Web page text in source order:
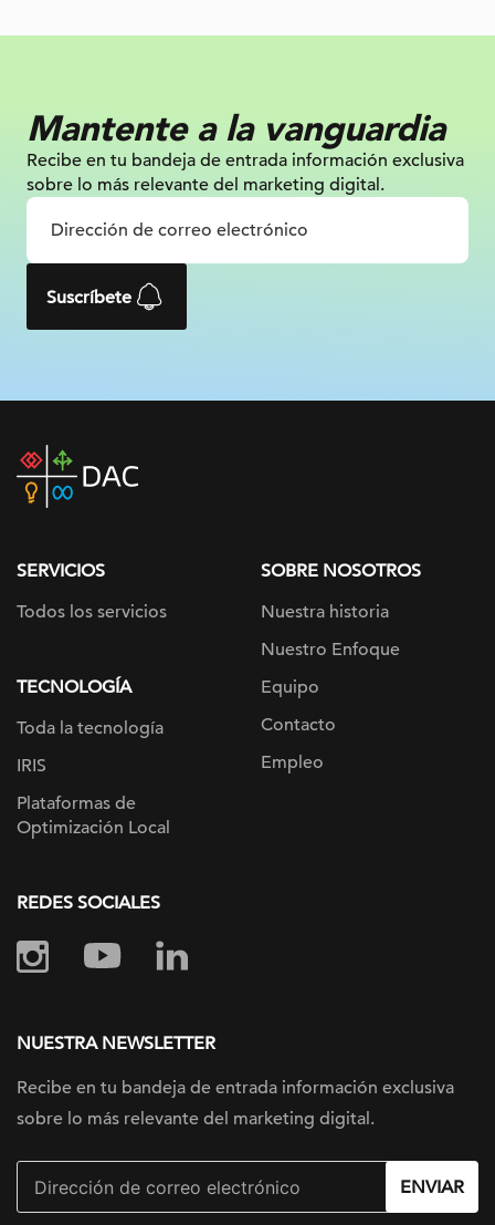
Mantente a la vanguardia
Recibe en tu bandeja de entrada información exclusiva
sobre lo más relevante del marketing digital.
Suscríbete
DAC
home
SERVICIOS
Todos los servicios
TECNOLOGÍA
Toda la tecnología
IRIS
Plataformas de
Optimización Local
SOBRE NOSOTROS
Nuestra historia
Nuestro Enfoque
Equipo
Contacto
Empleo
REDES SOCIALES
NUESTRA NEWSLETTER
Recibe en tu bandeja de entrada información exclusiva
sobre lo más relevante del marketing digital.
ENVIAR